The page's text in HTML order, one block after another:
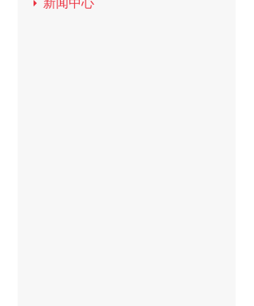
新闻中心